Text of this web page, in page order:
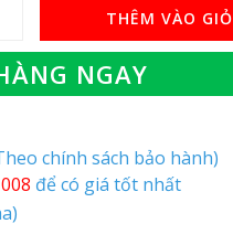
THÊM VÀO GIỎ
NGAY
chính sách bảo hành)
để có giá tốt nhất